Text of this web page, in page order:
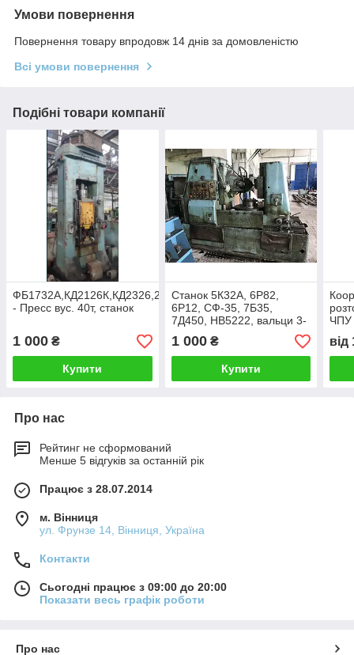
Умови повернення
Повернення товару впродовж 14 днів за домовленістю
Всі умови повернення
Подібні товари компанії
ФБ1732А,КД2126К,КД2326,2431СФ10
- Пресс вус. 40т, станок
1 000 ₴
Купити
Станок 5К32А, 6Р82,
6Р12, СФ-35, 7Б35,
7Д450, НВ5222, вальци 3-
х і 4-х
1 000₴
Купити
від
Про нас
Рейтинг не сформований
Менше 5 відгуків за останній рік
Працює з 28.07.2014
м. Вінниця
ул. Фрунзе 14, Вінниця, Україна
Контакти
Сьогодні працює з 09:00 до 20:00
Показати весь графік роботи
Про нас